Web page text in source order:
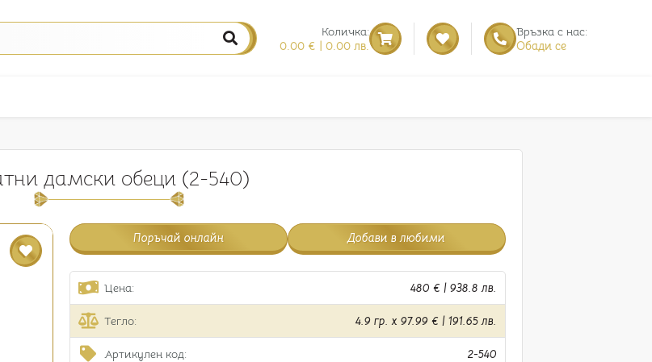
Количка:
0.00 € | 0.00 лв.
Връзка с нас:
Обади се
дамски обеци (2-540)
Поръчай онлайн Добави в любими
Цена: 480 € | 938.8 лв.
Тегло: 4.9 гр. x 97.99 € | 191.65 лв.
Артикулен код: 2-540